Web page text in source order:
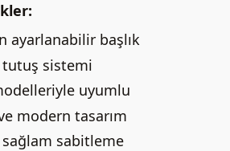
ayarlanabilir başlık
tutuş sistemi
uyumlu
modern tasarım
sabitleme